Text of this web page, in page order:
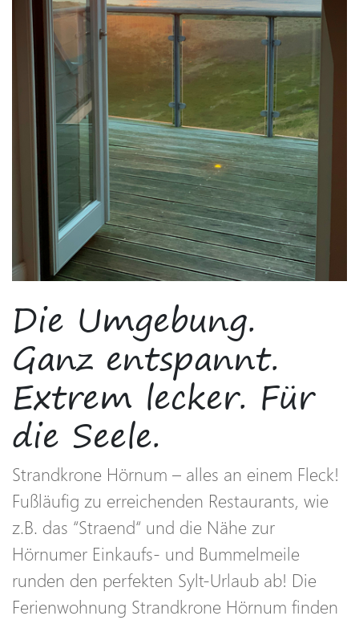
Die Umgebung.
Ganz entspannt.
Extrem lecker. Für
die Seele.
Strandkrone Hörnum – alles an einem Fleck!
Fußläufig zu erreichenden Restaurants, wie
z.B. das “Straend“ und die Nähe zur
Hörnumer Einkaufs- und Bummelmeile
runden den perfekten Sylt-Urlaub ab! Die
Ferienwohnung Strandkrone Hörnum finden